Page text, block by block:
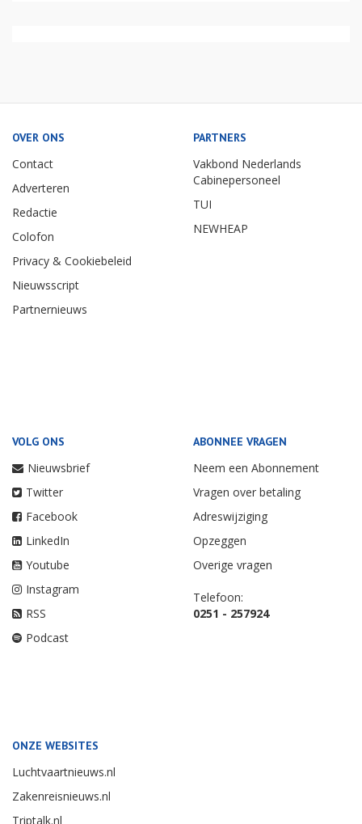
OVER ONS
Contact
Adverteren
Redactie
Colofon
Privacy & Cookiebeleid
Nieuwsscript
Partnernieuws
PARTNERS
Vakbond Nederlands
Cabinepersoneel
TUI
NEWHEAP
VOLG ONS
Nieuwsbrief
Twitter
Facebook
LinkedIn
Youtube
Instagram
RSS
Podcast
ABONNEE VRAGEN
Neem een Abonnement
Vragen over betaling
Adreswijziging
Opzeggen
Overige vragen
Telefoon:
0251 - 257924
ONZE WEBSITES
Luchtvaartnieuws.nl
Zakenreisnieuws.nl
Triptalk.nl